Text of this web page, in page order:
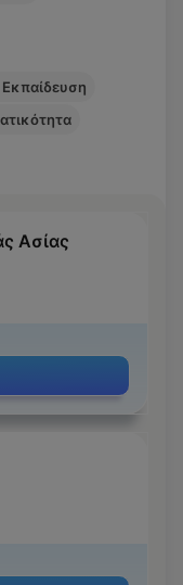
Εκπαίδευση
Ασίας